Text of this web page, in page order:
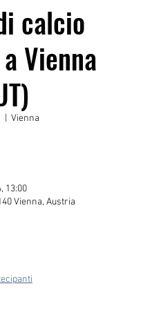
calcio
Vienna
Vienna
13:00
Vienna, Austria